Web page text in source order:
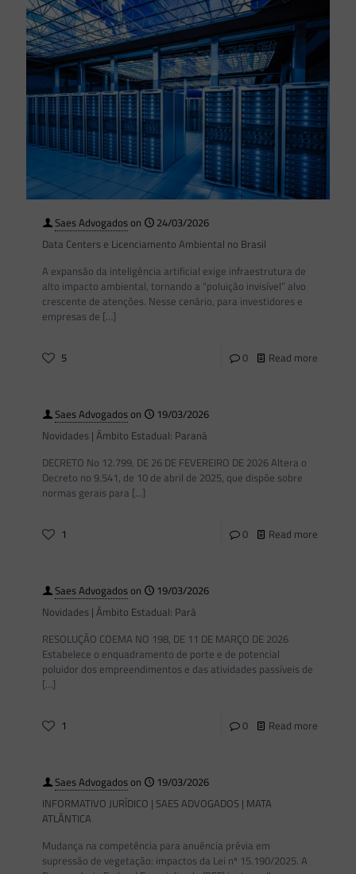
Saes Advogadoson
24/03/2026
Data Centers e Licenciamento Ambiental no Brasil
A expansão da inteligência artificial exige infraestrutura de
alto impacto ambiental, tornando a “poluição invisível” alvo
crescente de atenções. Nesse cenário, para investidores e
empresas de […]
5 0 Read more
Saes Advogadoson
19/03/2026
Novidades | Âmbito Estadual: Paraná
DECRETO No 12.799, DE 26 DE FEVEREIRO DE 2026 Altera o
Decreto no 9.541, de 10 de abril de 2025, que dispõe sobre
normas gerais para […]
1 0 Read more
Saes Advogadoson
19/03/2026
Novidades | Âmbito Estadual: Pará
RESOLUÇÃO COEMA NO 198, DE 11 DE MARÇO DE 2026
Estabelece o enquadramento de porte e de potencial
poluidor dos empreendimentos e das atividades passíveis de
[…]
1 0 Read more
Saes Advogadoson
19/03/2026
INFORMATIVO JURÍDICO | SAES ADVOGADOS | MATA
ATLÂNTICA
Mudança na competência para anuência prévia em
supressão de vegetação: impactos da Lei nº 15.190/2025. A